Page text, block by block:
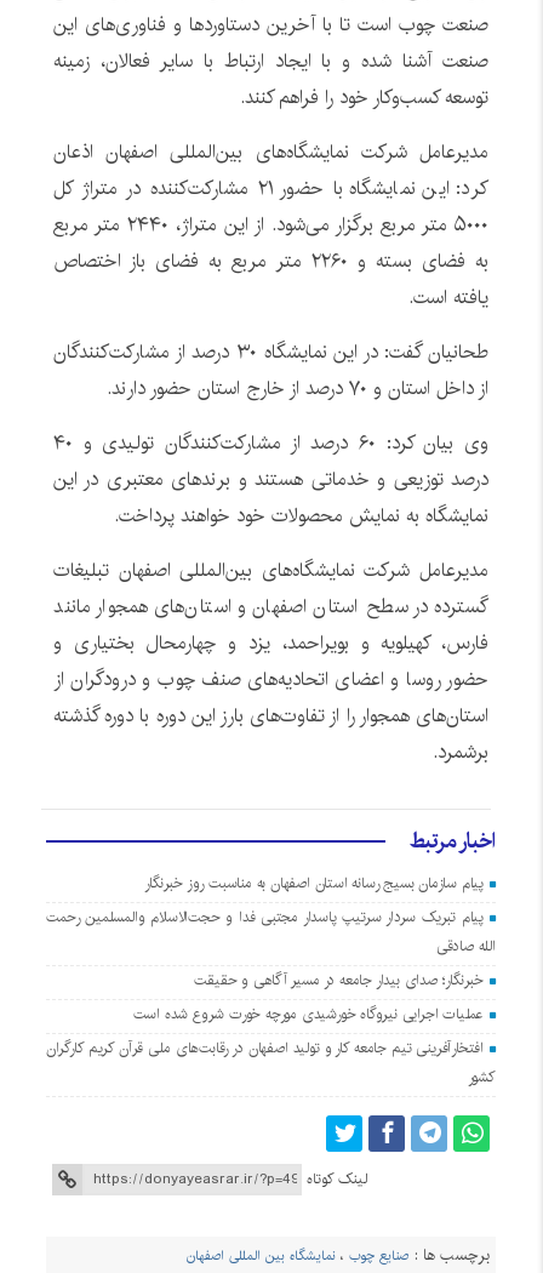
صنعت چوب است تا با آخرین دستاوردها و فناوری‌های این
صنعت آشنا شده و با ایجاد ارتباط با سایر فعالان، زمینه
توسعه کسب‌وکار خود را فراهم کنند.
مدیرعامل شرکت نمایشگاه‌های بین‌المللی اصفهان اذعان
کرد: این نمایشگاه با حضور ۲۱ مشارکت‌کننده در متراژ کل
۵۰۰۰ متر مربع برگزار می‌شود. از این متراژ، ۲۴۴۰ متر مربع
به فضای بسته و ۲۲۶۰ متر مربع به فضای باز اختصاص
یافته است.
طحانیان گفت: در این نمایشگاه ۳۰ درصد از مشارکت‌کنندگان
از داخل استان و ۷۰ درصد از خارج استان حضور دارند.
وی بیان کرد: ۶۰ درصد از مشارکت‌کنندگان تولیدی و ۴۰
درصد توزیعی و خدماتی هستند و برندهای معتبری در این
نمایشگاه به نمایش محصولات خود خواهند پرداخت.
مدیرعامل شرکت نمایشگاه‌های بین‌المللی اصفهان تبلیغات
گسترده در سطح استان اصفهان و استان‌های همجوار مانند
فارس، کهیلویه و بویراحمد، یزد و چهارمحال بختیاری و
حضور روسا و اعضای اتحادیه‌های صنف چوب و درودگران از
استان‌های همجوار را از تفاوت‌های بارز این دوره با دوره گذشته
برشمرد.
اخبار مرتبط
پیام سازمان بسیج رسانه استان اصفهان به مناسبت روز خبرنگار
پیام تبریک سردار سرتیپ پاسدار مجتبی فدا و حجت‌الاسلام والمسلمین رحمت
الله صادقی
خبرنگار؛ صدای بیدار جامعه در مسیر آگاهی و حقیقت
عملیات اجرایی نیروگاه خورشیدی مورچه خورت شروع شده است
افتخارآفرینی تیم جامعه کار و تولید اصفهان در رقابت‌های ملی قرآن کریم کارگران
کشور
لینک کوتاه
برچسب ها : صنایع چوب ،نمایشگاه بین المللی اصفهان